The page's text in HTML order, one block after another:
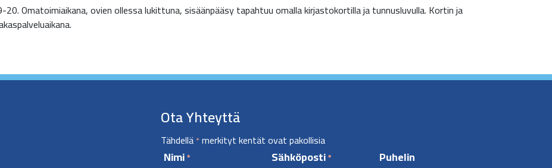
Omatoimiaikana, ovien ollessa lukittuna, sisäänpääsy tapahtuu omalla kirjastokortilla ja tunnusluvulla. Kortin ja
Ota Yhteyttä
Tähdellä*merkityt kentät ovat pakollisia
Nimi* Sähköposti* Puhelin